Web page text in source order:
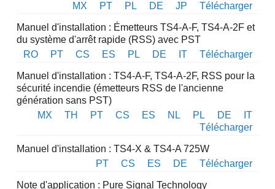
MX
PT PL DE JP Télécharger
Manuel d'installation : Émetteurs TS4-A-F, TS4-A-2F et
du système d'arrêt rapide (RSS) avec PST
RO
PT CS ES PL DE IT Télécharger
Manuel d'installation : TS4-A-F, TS4-A-2F, RSS pour la
sécurité incendie (émetteurs RSS de l'ancienne
génération sans PST)
MX
TH PT CS ES NL PL DE
IT
Télécharger
Manuel d'installation : TS4-X & TS4-A 725W
PT
CS ES DE Télécharger
Note d'application : Pure Signal Technology